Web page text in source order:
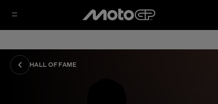
HALL OF FAME